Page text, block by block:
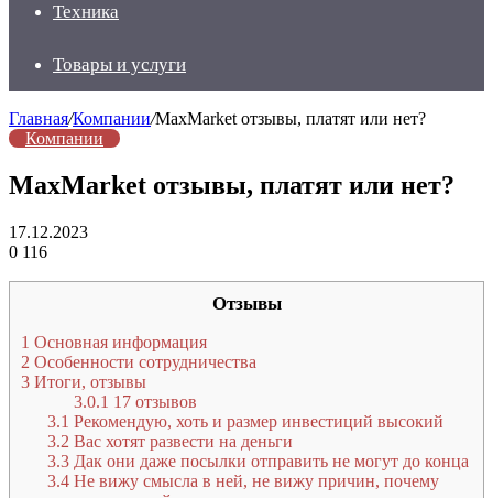
Техника
Товары и услуги
Главная/Компании/MaxMarket отзывы, платят или нет?
Компании
MaxMarket отзывы, платят или нет?
17.12.2023
0 116
Отзывы
1 Основная информация
2 Особенности сотрудничества
3 Итоги, отзывы
3.0.1 17 отзывов
3.1 Рекомендую, хоть и размер инвестиций высокий
3.2 Вас хотят развести на деньги
3.3 Дак они даже посылки отправить не могут до конца
3.4 Не вижу смысла в ней, не вижу причин, почему